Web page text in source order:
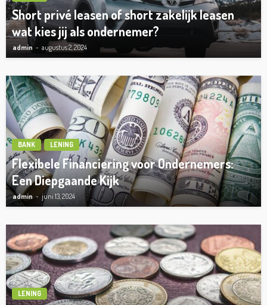
Short privé leasen of short zakelijk leasen
wat kies jij als ondernemer?
admin augustus 2, 2024
BANK LENING
Flexibele Financiering voor Ondernemers:
Een Diepgaande Kijk
admin juni 13, 2024
LENING